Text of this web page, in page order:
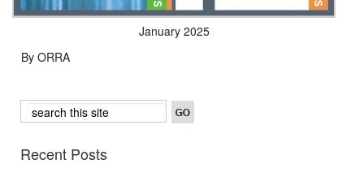
January 2025
By ORRA
Recent Posts